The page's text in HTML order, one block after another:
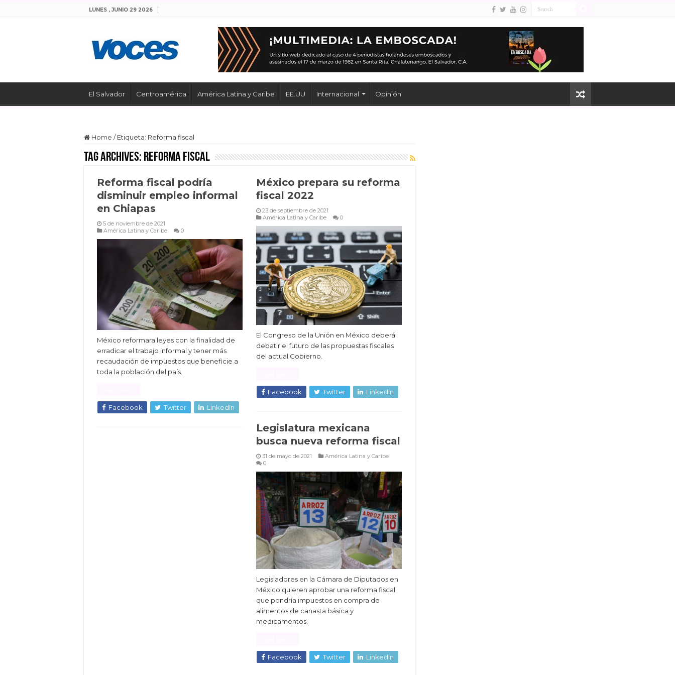
LUNES , JUNIO 29 2026
El Salvador Centroamérica América Latina y Caribe EE.UU Internacional Opinión
Home / Etiqueta: Reforma fiscal
Tag Archives: Reforma fiscal
Reforma fiscal podría
disminuir empleo informal
en Chiapas
5 de noviembre de 2021
América Latina y Caribe
0
México reformara leyes con la finalidad de
erradicar el trabajo informal y tener más
recaudación de impuestos que beneficie a
toda la población del país.
Facebook Twitter LinkedIn
México prepara su reforma
fiscal 2022
23 de septiembre de 2021
América Latina y Caribe
0
El Congreso de la Unión en México deberá
debatir el futuro de las propuestas fiscales
del actual Gobierno.
Facebook Twitter LinkedIn
Legislatura mexicana
busca nueva reforma fiscal
31 de mayo de 2021
América Latina y Caribe
0
Legisladores en la Cámara de Diputados en
México quieren aprobar una reforma fiscal
que pondría impuestos en compra de
alimentos de canasta básica y
medicamentos.
Facebook Twitter LinkedIn